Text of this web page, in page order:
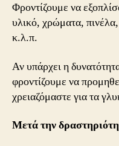
Φροντίζουμε να
υλικό, χρώματα, πινέλα,
κ.λ.π.
Αν υπάρχει η
φροντίζουμε να
χρειαζόμαστε για τα
Μετά την